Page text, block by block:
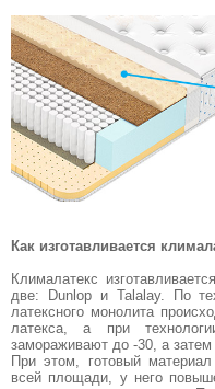
Как изготавливается
Клималатекс
две: Dunlop и Talalay. По
латексного монолита
латекса, а при
замораживают до -30, а затем
При этом, готовый
всей площади, у него